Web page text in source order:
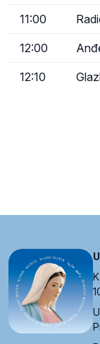
11:00
12:00
12:10